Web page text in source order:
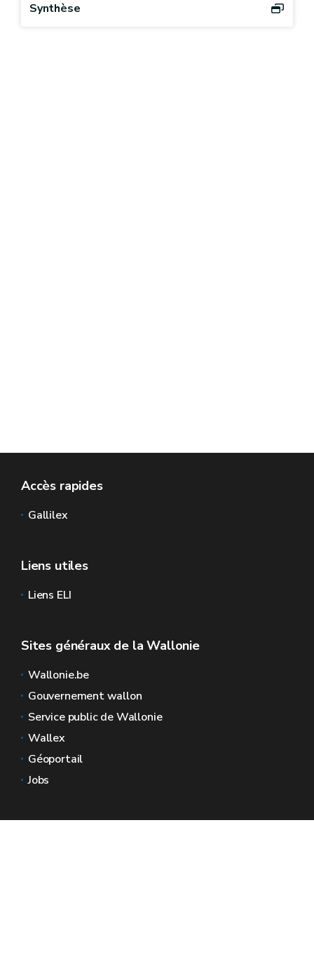
Synthèse
Accès rapides
Gallilex
Liens utiles
Liens ELI
Sites généraux de la Wallonie
Wallonie.be
Gouvernement wallon
Service public de Wallonie
Wallex
Géoportail
Jobs